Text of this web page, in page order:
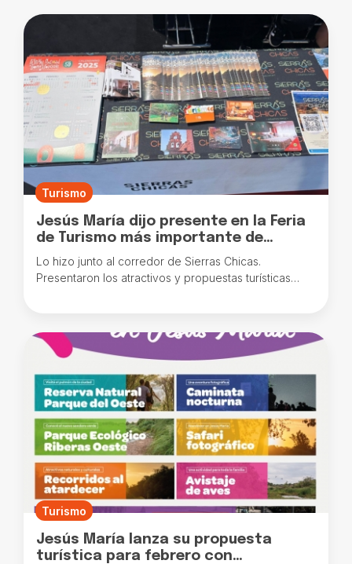
Turismo
Jesús María dijo presente en la Feria
de Turismo más importante de
Latinoamérica
Lo hizo junto al corredor de Sierras Chicas.
Presentaron los atractivos y propuestas turísticas
Turismo
Jesús María lanza su propuesta
turística para febrero con